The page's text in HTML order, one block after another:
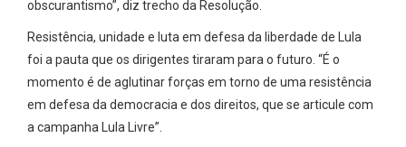
obscurantismo”, diz trecho da Resolução.
Resistência, unidade e luta em defesa da liberdade de Lula
foi a pauta que os dirigentes tiraram para o futuro. “É o
momento é de aglutinar forças em torno de uma resistência
em defesa da democracia e dos direitos, que se articule com
a campanha Lula Livre”.